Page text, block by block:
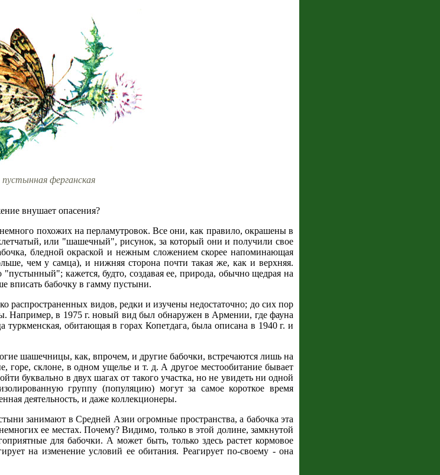
ферганская
внушает опасения?
похожих на перламутровок. Все они, как правило, окрашены в
или "шашечный", рисунок, за который они и получили свое
бледной окраской и нежным сложением скорее напоминающая
чем у самца), и нижняя сторона почти такая же, как и верхняя.
кажется, будто, создавая ее, природа, обычно щедрая на
вписать бабочку в гамму пустыни.
видов, редки и изучены недостаточно; до сих пор
Например, в 1975 г. новый вид был обнаружен в Армении, где фауна
обитающая в горах Копетдага, была описана в 1940 г. и
шашечницы, как, впрочем, и другие бабочки, встречаются лишь на
горе, склоне, в одном ущелье и т. д. А другое местообитание бывает
буквально в двух шагах от такого участка, но не увидеть ни одной
группу (популяцию) могут за самое короткое время
деятельность, и даже коллекционеры.
занимают в Средней Азии огромные пространства, а бабочка эта
ее местах. Почему? Видимо, только в этой долине, замкнутой
для бабочки. А может быть, только здесь растет кормовое
на изменение условий ее обитания. Реагирует по-своему - она